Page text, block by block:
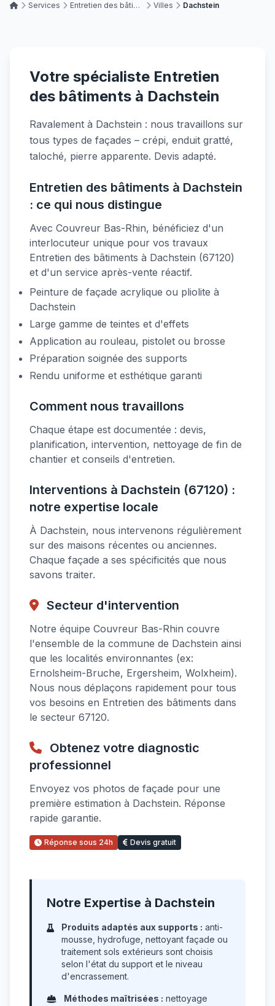
Services Entretien des bâtiments Villes Dachstein
Votre spécialiste Entretien
des bâtiments à Dachstein
Ravalement à Dachstein : nous travaillons sur
tous types de façades – crépi, enduit gratté,
taloché, pierre apparente. Devis adapté.
Entretien des bâtiments à Dachstein
: ce qui nous distingue
Avec Couvreur Bas-Rhin, bénéficiez d'un
interlocuteur unique pour vos travaux
Entretien des bâtiments à Dachstein (67120)
et d'un service après-vente réactif.
Peinture de façade acrylique ou pliolite à
Dachstein
Large gamme de teintes et d'effets
Application au rouleau, pistolet ou brosse
Préparation soignée des supports
Rendu uniforme et esthétique garanti
Comment nous travaillons
Chaque étape est documentée : devis,
planification, intervention, nettoyage de fin de
chantier et conseils d'entretien.
Interventions à Dachstein (67120) :
notre expertise locale
À Dachstein, nous intervenons régulièrement
sur des maisons récentes ou anciennes.
Chaque façade a ses spécificités que nous
savons traiter.
Secteur d'intervention
Notre équipe Couvreur Bas-Rhin couvre
l'ensemble de la commune de Dachstein ainsi
que les localités environnantes (ex:
Ernolsheim-Bruche, Ergersheim, Wolxheim).
Nous nous déplaçons rapidement pour tous
vos besoins en Entretien des bâtiments dans
le secteur 67120.
Obtenez votre diagnostic
professionnel
Envoyez vos photos de façade pour une
première estimation à Dachstein. Réponse
rapide garantie.
Réponse sous 24h Devis gratuit
Notre Expertise à Dachstein
Produits adaptés aux supports : anti-
mousse, hydrofuge, nettoyant façade ou
traitement sols extérieurs sont choisis
selon l'état du support et le niveau
d'encrassement.
Méthodes maîtrisées : nettoyage